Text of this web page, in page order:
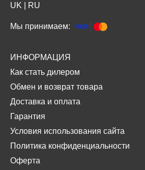
UK RU
Мы принимаем:
ИНФОРМАЦИЯ
Как стать дилером
Обмен и возврат товара
Доставка и оплата
Гарантия
Условия использования сайта
Политика конфиденциальности
Оферта